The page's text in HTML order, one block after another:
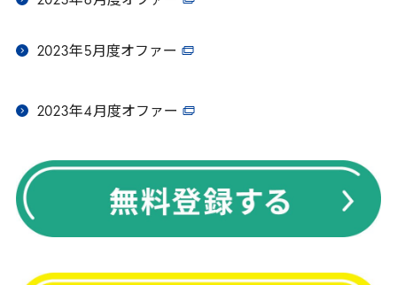
2023年5月度オファー
2023年4月度オファー